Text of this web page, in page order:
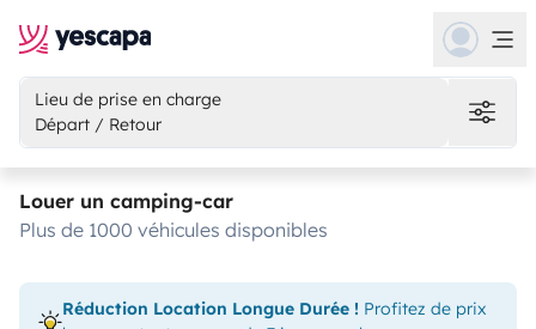
Lieu de prise en charge
Départ / Retour
Louer un camping-car
plus de 1000 véhicules disponibles
Réduction Location Longue Durée ! Profitez de prix